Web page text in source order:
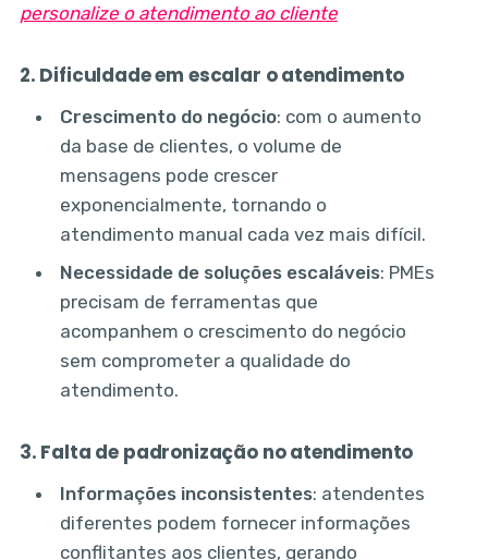
personalize o atendimento ao cliente
2. Dificuldade em escalar o atendimento
Crescimento do negócio: com o aumento
da base de clientes, o volume de
mensagens pode crescer
exponencialmente, tornando o
atendimento manual cada vez mais difícil.
Necessidade de soluções escaláveis: PMEs
precisam de ferramentas que
acompanhem o crescimento do negócio
sem comprometer a qualidade do
atendimento.
3. Falta de padronização no atendimento
Informações inconsistentes: atendentes
diferentes podem fornecer informações
conflitantes aos clientes, gerando